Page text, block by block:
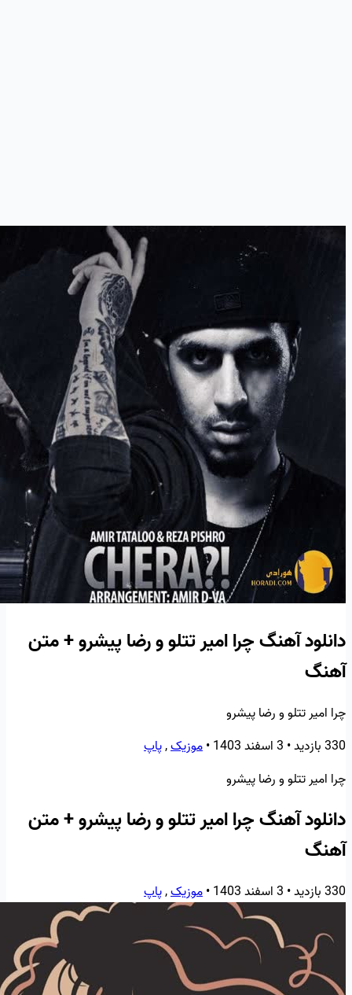
دانلود آهنگ چرا امیر تتلو و رضا پیشرو + متن
آهنگ
چرا امیر تتلو و رضا پیشرو
330 بازدید
• 3 اسفند 1403 •موزیک,پاپ
چرا امیر تتلو و رضا پیشرو
دانلود آهنگ چرا امیر تتلو و رضا پیشرو + متن
آهنگ
330 بازدید • 3 اسفند 1403 •موزیک,پاپ